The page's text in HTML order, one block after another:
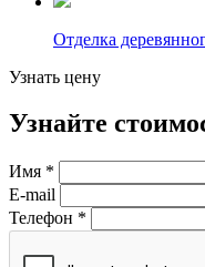
Отделка
Узнать цену
Узнайте
Имя *
E-mail
Телефон *